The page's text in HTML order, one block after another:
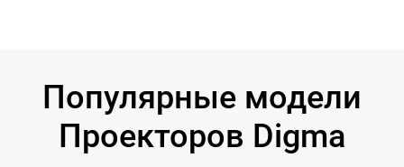
Популярные модели
Проекторов Digma